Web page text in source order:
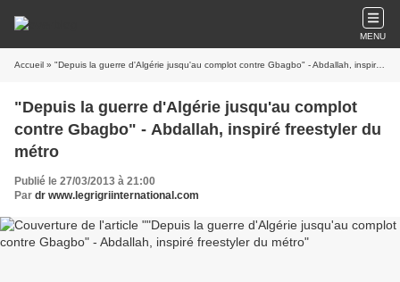
MENU
Accueil » "Depuis la guerre d'Algérie jusqu'au complot contre Gbagbo" - Abdallah, inspiré freestyler du métro
"Depuis la guerre d'Algérie jusqu'au complot
contre Gbagbo" - Abdallah, inspiré freestyler du
métro
Publié le 27/03/2013 à 21:00
Par dr www.legrigriinternational.com